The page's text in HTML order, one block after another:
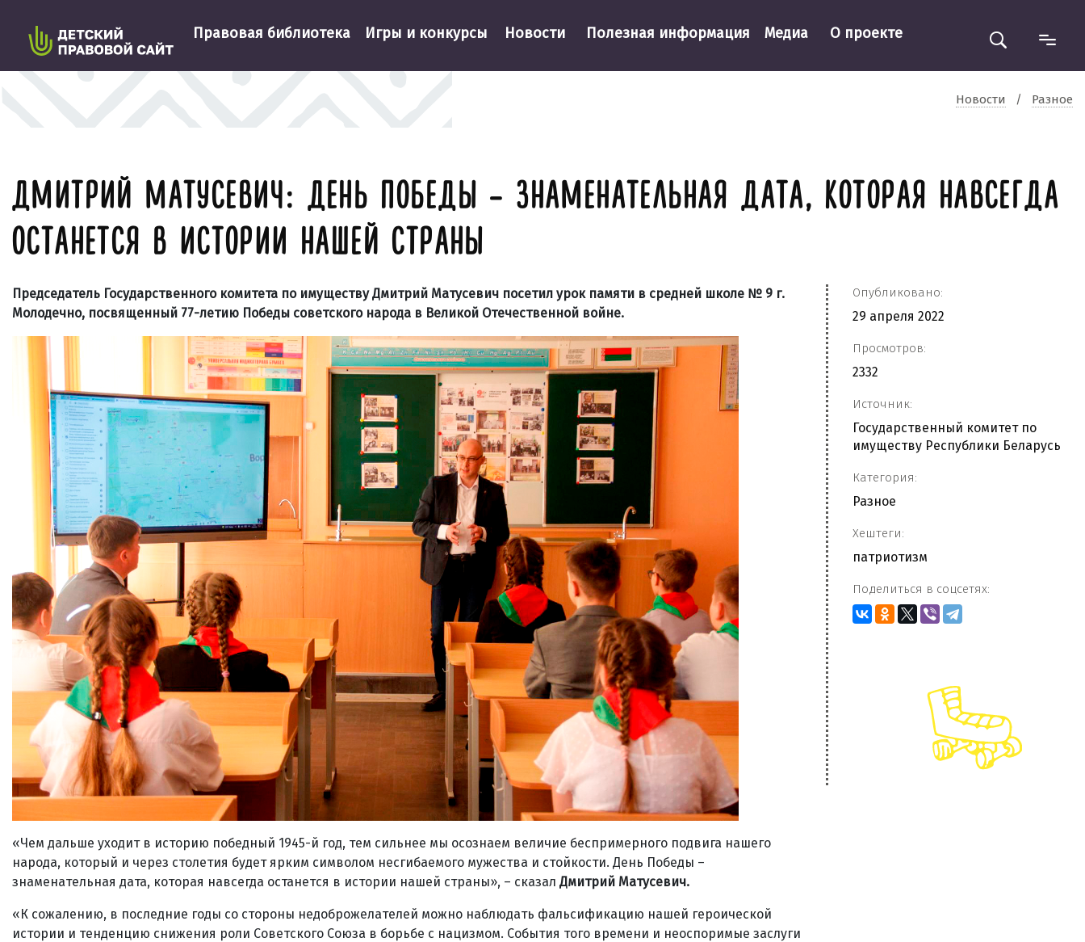
Правовая библиотека Игры и конкурсы Новости Полезная информация Медиа О проекте
Новости / Разное
ДМИТРИЙ МАТУСЕВИЧ: ДЕНЬ ПОБЕДЫ – ЗНАМЕНАТЕЛЬНАЯ ДАТА, КОТОРАЯ НАВСЕГДА
ОСТАНЕТСЯ В ИСТОРИИ НАШЕЙ СТРАНЫ
Председатель Государственного комитета по имуществу Дмитрий Матусевич посетил урок памяти в средней школе № 9 г.
Молодечно, посвященный 77-летию Победы советского народа в Великой Отечественной войне.
«Чем дальше уходит в историю победный 1945-й год, тем сильнее мы осознаем величие беспримерного подвига нашего
народа, который и через столетия будет ярким символом несгибаемого мужества и стойкости. День Победы –
знаменательная дата, которая навсегда останется в истории нашей страны», – сказал Дмитрий Матусевич.
«К сожалению, в последние годы со стороны недоброжелателей можно наблюдать фальсификацию нашей героической
истории и тенденцию снижения роли Советского Союза в борьбе с нацизмом. События того времени и неоспоримые заслуги
Опубликовано:
29 апреля 2022
Просмотров:
2332
Источник:
Государственный комитет по
имуществу Республики Беларусь
Категория:
Разное
Хештеги:
патриотизм
Поделиться в соцсетях: